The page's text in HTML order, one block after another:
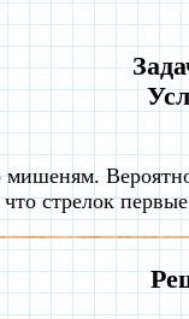
мишеням.
что стрелок